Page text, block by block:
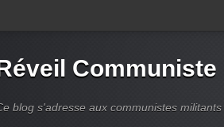
Communiste
blog s'adresse aux communistes